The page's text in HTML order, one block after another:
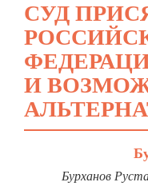
СУД
И
Бурханов